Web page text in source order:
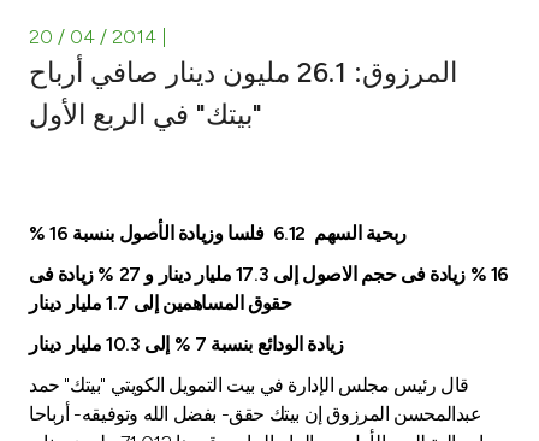
Investment
Tools & Services
After Sales Services
Contact us
20 / 04 / 2014
المرزوق: 26.1 مليون دينار صافي أرباح
"بيتك" في الربع الأول
ربحية السهم 6.12 فلسا وزيادة الأصول بنسبة 16
%
16
% زيادة فى حجم الاصول إلى 17.3 مليار دينار و 27 % زيادة فى
حقوق المساهمين إلى 1.7 مليار دينار
زيادة الودائع بنسبة 7 % إلى 10.3 مليار دينار
قال رئيس مجلس الإدارة في بيت التمويل الكويتي "بيتك" حمد
عبدالمحسن المرزوق إن بيتك حقق- بفضل الله وتوفيقه- أرباحا